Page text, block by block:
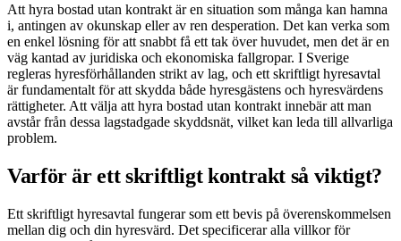
Att hyra bostad utan kontrakt är en situation som många kan hamna
i, antingen av okunskap eller av ren desperation. Det kan verka som
en enkel lösning för att snabbt få ett tak över huvudet, men det är en
väg kantad av juridiska och ekonomiska fallgropar. I Sverige
regleras hyresförhållanden strikt av lag, och ett skriftligt hyresavtal
är fundamentalt för att skydda både hyresgästens och hyresvärdens
rättigheter. Att välja att hyra bostad utan kontrakt innebär att man
avstår från dessa lagstadgade skyddsnät, vilket kan leda till allvarliga
problem.
Varför är ett skriftligt kontrakt så viktigt?
Ett skriftligt hyresavtal fungerar som ett bevis på överenskommelsen
mellan dig och din hyresvärd. Det specificerar alla villkor för